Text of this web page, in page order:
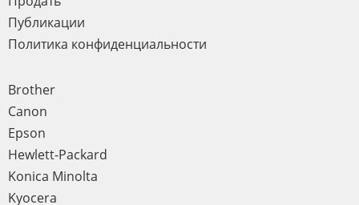
Публикации
Политика конфиденциальности
Brother
Canon
Epson
Hewlett-Packard
Konica Minolta
Kyocera